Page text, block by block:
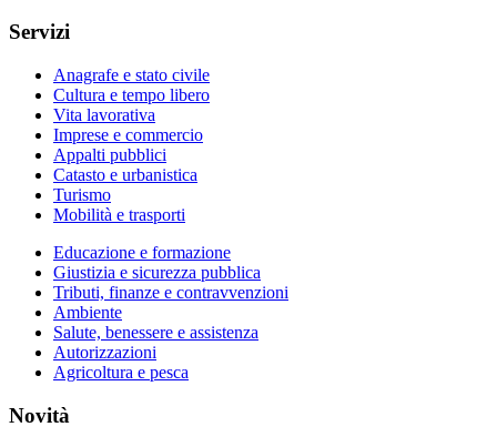
Servizi
Anagrafe e stato civile
Cultura e tempo libero
Vita lavorativa
Imprese e commercio
Appalti pubblici
Catasto e urbanistica
Turismo
Mobilità e trasporti
Educazione e formazione
Giustizia e sicurezza pubblica
Tributi, finanze e contravvenzioni
Ambiente
Salute, benessere e assistenza
Autorizzazioni
Agricoltura e pesca
Novità